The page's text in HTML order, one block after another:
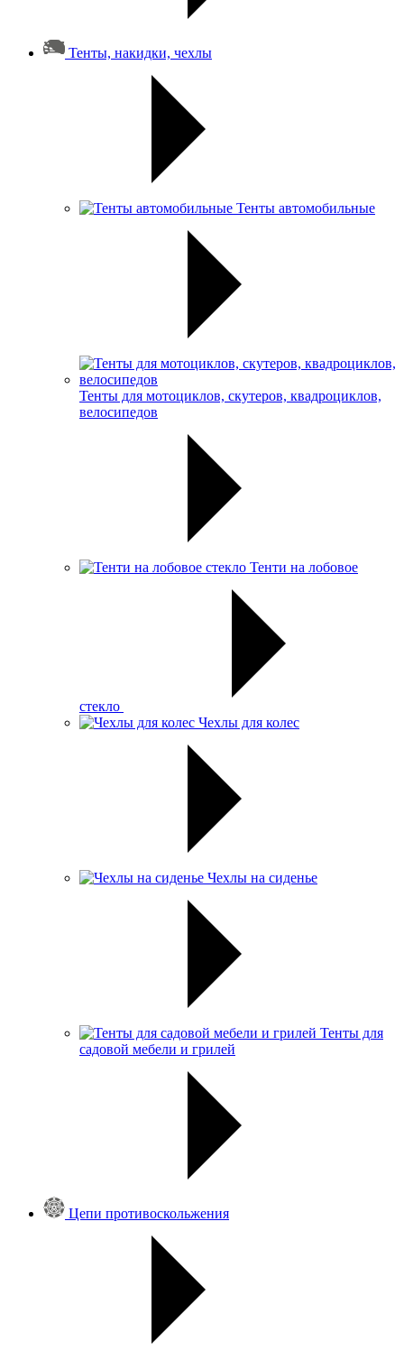
Тенты, накидки, чехлы
Тенты автомобильные
Тенты для мотоциклов, скутеров, квадроциклов,
велосипедов
Тенти на лобовое
стекло
Чехлы для колес
Чехлы на сиденье
Тенты для
садовой мебели и грилей
Цепи противоскольжения